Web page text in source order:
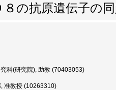
の抗原遺伝子の
科(研究院), 助教 (70403053)
准教授 (10263310)